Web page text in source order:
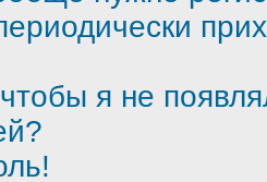
я не